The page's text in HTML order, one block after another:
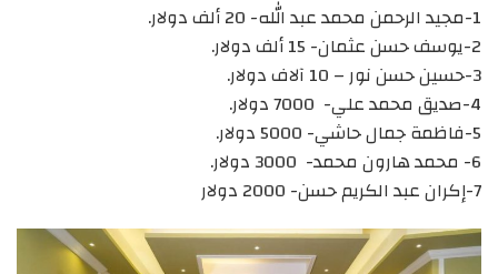
1-مجيد الرحمن محمد عبد الله- 20 ألف دولار.
2-يوسف حسن عثمان- 15 ألف دولار.
3-حسين حسن نور – 10 آلاف دولار.
4-صديق محمد علي- 7000 دولار.
5-فاظمة جمال حاشي- 5000 دولار.
6- محمد هارون محمد- 3000 دولار.
7-إكران عبد الكريم حسن- 2000 دولار